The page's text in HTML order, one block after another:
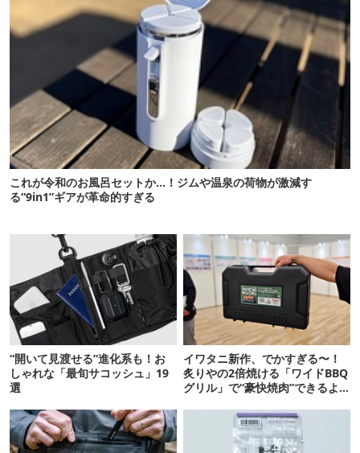
これが令和のお風呂セットか…！ジムや温泉の荷物が激減す
る“9in1”ギアが革命的すぎる
“開いて見渡せる”進化系も！お
しゃれな「最旬サコッシュ」19
選
イワタニ新作、でかすぎる〜！
炙りやの2倍焼ける「ワイドBBQ
グリル」で“豪快焼肉”できるよ